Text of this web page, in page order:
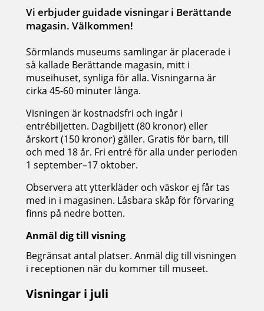
Vi erbjuder guidade visningar i Berättande
magasin. Välkommen!
Sörmlands museums samlingar är placerade i
så kallade Berättande magasin, mitt i
museihuset, synliga för alla. Visningarna är
cirka 45-60 minuter långa.
Visningen är kostnadsfri och ingår i
entrébiljetten. Dagbiljett (80 kronor) eller
årskort (150 kronor) gäller. Gratis för barn, till
och med 18 år. Fri entré för alla under perioden
1 september–17 oktober.
Observera att ytterkläder och väskor ej får tas
med in i magasinen. Låsbara skåp för förvaring
finns på nedre botten.
Anmäl dig till visning
Begränsat antal platser. Anmäl dig till visningen
i receptionen när du kommer till museet.
Visningar i juli